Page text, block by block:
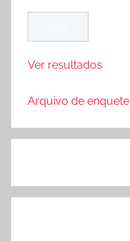
Ver resultados
Arquivo de enquete